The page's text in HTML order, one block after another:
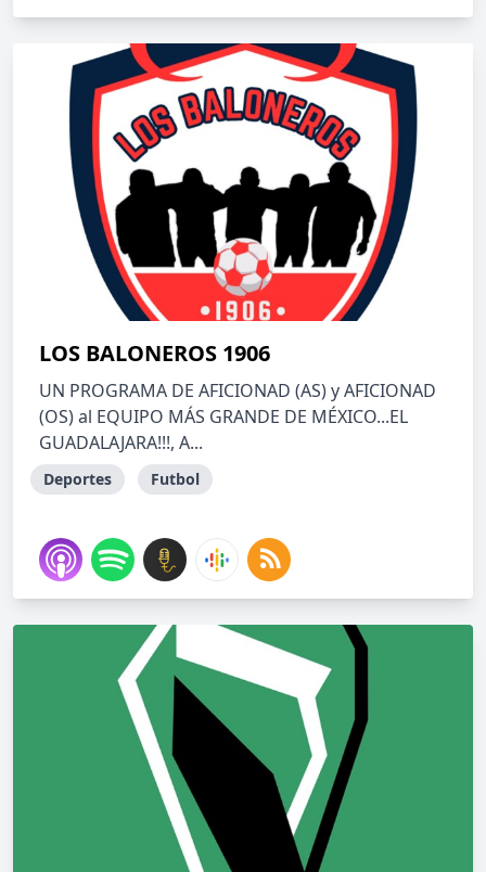
LOS BALONEROS 1906
UN PROGRAMA DE AFICIONAD (AS) y AFICIONAD
(OS) al EQUIPO MÁS GRANDE DE MÉXICO...EL
GUADALAJARA!!!, A...
Deportes Futbol